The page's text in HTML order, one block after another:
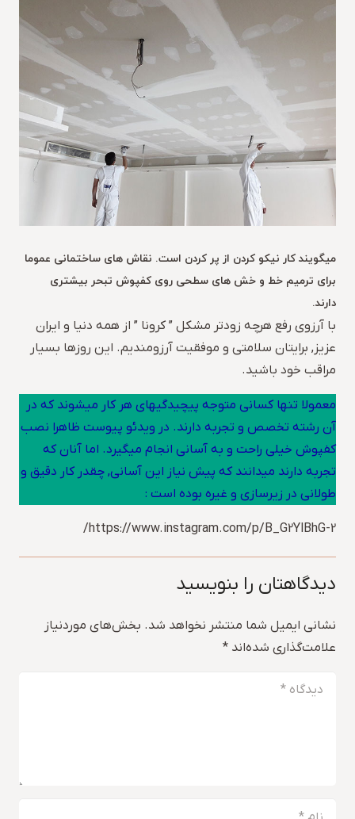
میگویند کار نیکو کردن از پر کردن است. نقاش های ساختمانی عموما
برای ترمیم خط و خش های سطحی روی کفپوش تبحر بیشتری
دارند.
با آرزوی رفع هرچه زودتر مشکل ” کرونا ” از همه دنیا و ایران
عزیز, برایتان سلامتی و موفقیت آرزومندیم. این روزها بسیار
مراقب خود باشید.
معمولا تنها کسانی متوجه پیچیدگیهای هر کار میشوند که در
آن رشته تخصص و تجربه دارند. در ویدئو پیوست ظاهرا نصب
کفپوش خیلی راحت و به آسانی انجام میگیرد. اما آنان که
تجربه دارند میدانند که پیش نیاز این آسانی, چقدر کار دقیق و
طولانی در زیرسازی و غیره بوده است :
https://www.instagram.com/p/B_G2YlBhG-2/
دیدگاهتان را بنویسید
نشانی ایمیل شما منتشر نخواهد شد. بخش‌های موردنیاز
علامت‌گذاری شده‌اند *